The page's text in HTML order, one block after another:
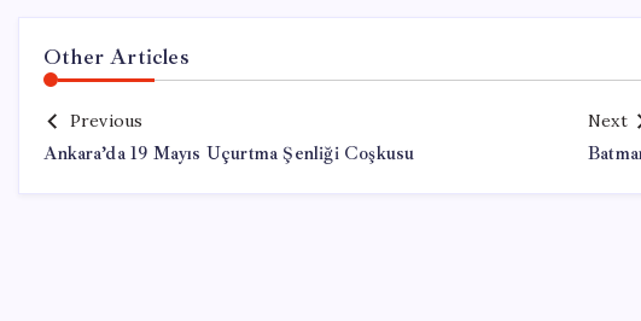
Other Articles
Previous
Ankara’da 19 Mayıs Uçurtma Şenliği Coşkusu
Next